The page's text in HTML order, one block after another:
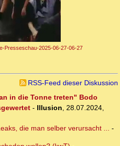
Presseschau-2025-06-27-06-27
RSS-Feed dieser Diskussion
in die Tonne treten" Bodo
- Illusion, 28.07.2024,
die man selber verursacht ... -